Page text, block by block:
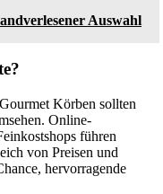
Auswahl
Körben sollten
Online-
führen
von Preisen und
hervorragende